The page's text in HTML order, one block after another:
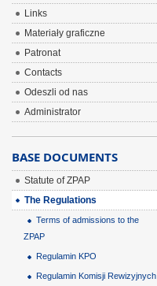
Links
Materiały graficzne
Patronat
Contacts
Odeszli od nas
Administrator
BASE DOCUMENTS
Statute of ZPAP
The Regulations
Terms of admissions to the
ZPAP
Regulamin KPO
Regulamin Komisji Rewizyjnych